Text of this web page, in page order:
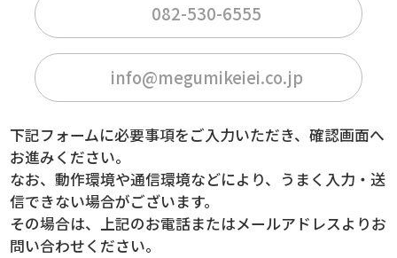
082-530-6555
info@megumikeiei.co.jp
下記フォームに必要事項をご入力いただき、確認画面へ
お進みください。
なお、動作環境や通信環境などにより、うまく入力・送
信できない場合がございます。
その場合は、上記のお電話またはメールアドレスよりお
問い合わせください。